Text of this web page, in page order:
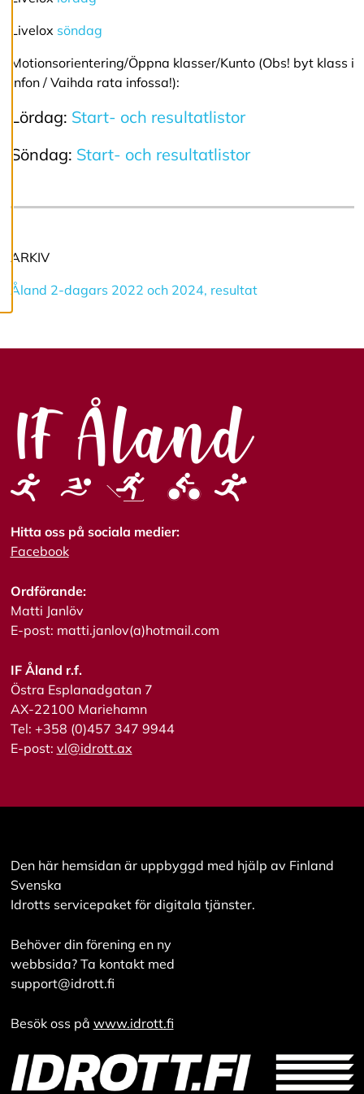
r
c
o
o
i
s
v
s
a
l
e
p
t
r
a
l
l
a
o
o
k
i
e
Livelox söndag
Motionsorientering/Öppna klasser/Kunto (Obs! byt klass i
infon / Vaihda rata infossa!):
Lördag: Start- och resultatlistor
Söndag: Start- och resultatlistor
ARKIV
Åland 2-dagars 2022 och 2024, resultat
Hitta oss på sociala medier:
Facebook
Ordförande:
Matti Janlöv
E-post: matti.janlov(a)hotmail.com
IF Åland r.f.
Östra Esplanadgatan 7
AX-22100 Mariehamn
Tel: +358 (0)457 347 9944
E-post: vl@idrott.ax
Den här hemsidan är uppbyggd med hjälp av Finland
Svenska
Idrotts servicepaket för digitala tjänster.
Behöver din förening en ny
webbsida? Ta kontakt med
support@idrott.fi
Besök oss på www.idrott.fi